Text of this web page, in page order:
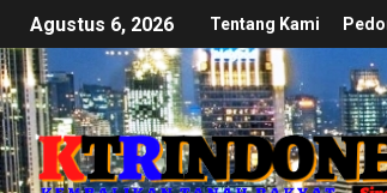
Agustus 6, 2026 Tentang Kami